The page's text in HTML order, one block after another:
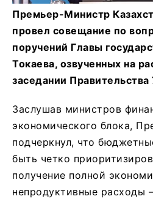
Премьер-Министр
провел совещание по
поручений Главы
Токаева, озвученных на
заседании
Заслушав министров
экономического блока,
подчеркнул, что
быть четко
получение полной
непродуктивные расходы